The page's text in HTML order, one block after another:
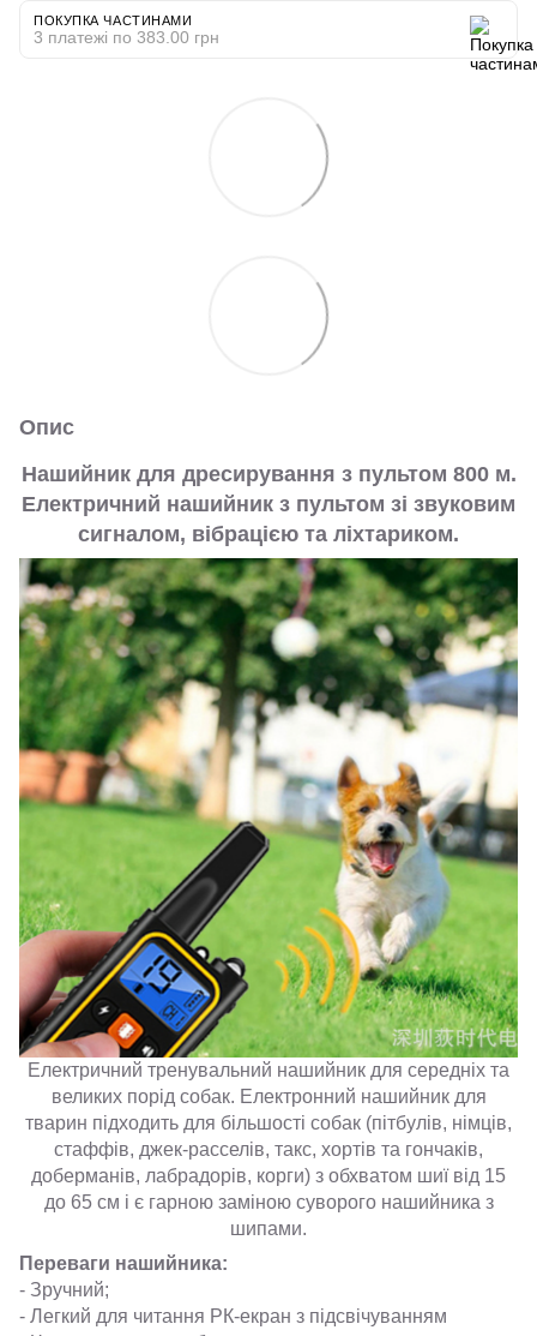
ПОКУПКА ЧАСТИНАМИ
3 платежі по 383.00 грн
Опис
Нашийник для дресирування з пультом 800 м.
Електричний нашийник з пультом зі звуковим
сигналом, вібрацією та ліхтариком.
Електричний тренувальний нашийник для середніх та
великих порід собак. Електронний нашийник для
тварин підходить для більшості собак (пітбулів, німців,
стаффів, джек-расселів, такс, хортів та гончаків,
доберманів, лабрадорів, корги) з обхватом шиї від 15
до 65 см і є гарною заміною суворого нашийника з
шипами.
Переваги нашийника:
- Зручний;
- Легкий для читання РК-екран з підсвічуванням